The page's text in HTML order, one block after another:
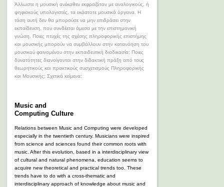
Άλλωστε η μουσική ανέκαθεν εκφραζόταν με αναλογικούς, ή
ψηφιακούς υπολογιστές, τα εκάστοτε μουσικά όργανα. Η
τάση αυτή δεν θα μπορούσε να μην επιδράσει στην
εκπαίδευση, που συνδέεται άμεσα με την επιστημονική
γνώση. Ποιες πτυχές της σχέσης πληροφορικής επιστήμης
και μουσικής μπορούν να συμβάλλουν στην κατανόηση του
μουσικού φαινομένου στην εκπαιδευτική διαδικασία; Ποιες
δυνατότητες διανοίγονται στην διδακτική πράξη από τους
θεωρητικούς και πρακτικούς συσχετισμούς Πληροφορικής
και Μουσικής; Σχετικά κείμενα:
Music and
Computing Culture
Relations between Music and Computing were developed
especially in the twentieth century. Musicians were inspired
from science and sciences found their common roots with
music. After this evolution, based in a interdisciplinary view
of cultural and natural phenomena, education seems to
acquire new theoretical and practical trends too. These
trends have to do with a cross-thematic and
interdisciplinary approach of knowledge about music and